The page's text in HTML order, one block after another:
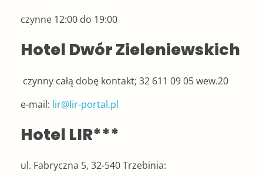
czynne 12:00 do 19:00
Hotel Dwór Zieleniewskich
czynny całą dobę kontakt; 32 611 09 05 wew.20
e-mail: lir@lir-portal.pl
Hotel LIR***
ul. Fabryczna 5, 32-540 Trzebinia: